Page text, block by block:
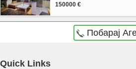
150000 €
Побарај
Quick Links